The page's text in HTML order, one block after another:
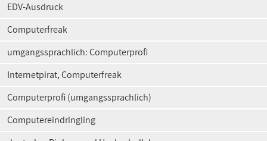
EDV-Ausdruck
Computerfreak
umgangssprachlich: Computerprofi
Internetpirat, Computerfreak
Computerprofi (umgangssprachlich)
Computereindringling